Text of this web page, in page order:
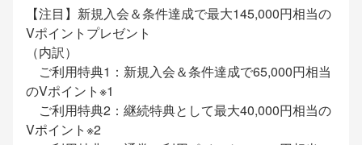
【注目】新規入会＆条件達成で最大145,000円相当の
Vポイントプレゼント
（内訳）
ご利用特典1：新規入会＆条件達成で65,000円相当
のVポイント※1
ご利用特典2：継続特典として最大40,000円相当の
Vポイント※2